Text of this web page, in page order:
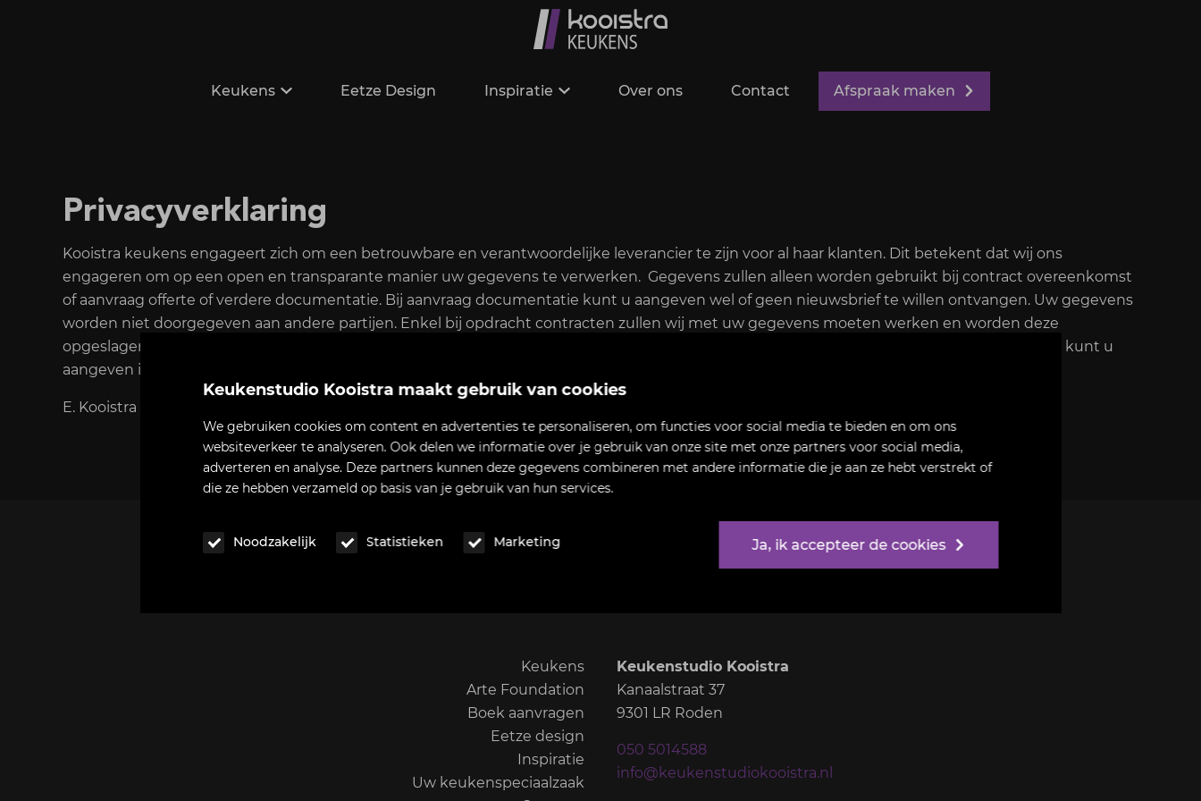
Keukenstudio Kooistra maakt gebruik van cookies
We gebruiken cookies om content en advertenties te personaliseren, om functies voor social media te bieden en om ons
websiteverkeer te analyseren. Ook delen we informatie over je gebruik van onze site met onze partners voor social media,
adverteren en analyse. Deze partners kunnen deze gegevens combineren met andere informatie die je aan ze hebt verstrekt of
die ze hebben verzameld op basis van je gebruik van hun services.
Noodzakelijk Statistieken Marketing Ja, ik accepteer de cookies
Keukens Eetze Design Inspiratie Over ons Contact Afspraak maken
Privacyverklaring
Kooistra keukens engageert zich om een betrouwbare en verantwoordelijke leverancier te zijn voor al haar klanten. Dit betekent dat wij ons
engageren om op een open en transparante manier uw gegevens te verwerken. Gegevens zullen alleen worden gebruikt bij contract overeenkomst
of aanvraag offerte of verdere documentatie. Bij aanvraag documentatie kunt u aangeven wel of geen nieuwsbrief te willen ontvangen. Uw gegevens
worden niet doorgegeven aan andere partijen. Enkel bij opdracht contracten zullen wij met uw gegevens moeten werken en worden deze
opgeslagen voor eigen gebruik. Na installatie keuken worden uw gegevens 7 jaar bewaard. U tekent hier voor op het contact formulier. Ook kunt u
aangeven i.v.m. service etc. dat wij uw gegevens langer mogen bewaren.
E. Kooistra (eigenaar Kooistra keukens)
Keukens
Arte Foundation
Boek aanvragen
Eetze design
Inspiratie
Uw keukenspeciaalzaak
Keukenstudio Kooistra
Kanaalstraat 37
9301 LR Roden
050 5014588
info@keukenstudiokooistra.nl